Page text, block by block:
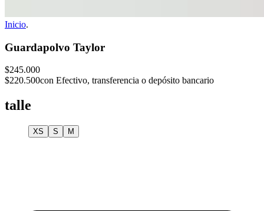
Inicio.
Guardapolvo Taylor
$245.000
$220.500con Efectivo, transferencia o depósito bancario
talle
XS S M